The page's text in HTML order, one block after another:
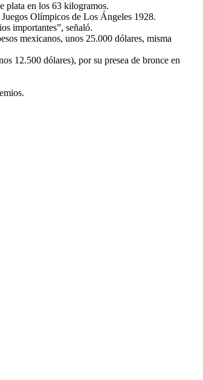
plata en los 63 kilogramos.
Olímpicos de Los Ángeles 1928.
importantes”, señaló.
mexicanos, unos 25.000 dólares, misma
12.500 dólares), por su presea de bronce en